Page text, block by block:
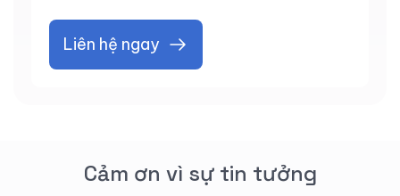
Liên hệ ngay
Cảm ơn vì sự tin tưởng